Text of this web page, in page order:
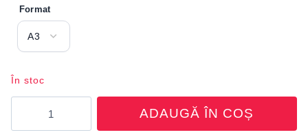
Format
În stoc
A3
ADAUGĂ ÎN COȘ